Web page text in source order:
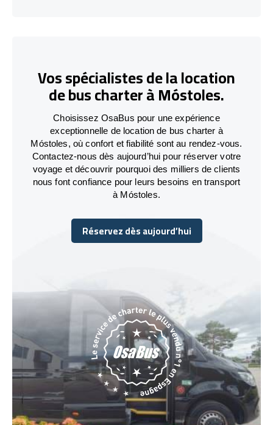
Vos spécialistes de la location
de bus charter à Móstoles.
Choisissez OsaBus pour une expérience
exceptionnelle de location de bus charter à
Móstoles, où confort et fiabilité sont au rendez-vous.
Contactez-nous dès aujourd’hui pour réserver votre
voyage et découvrir pourquoi des milliers de clients
nous font confiance pour leurs besoins en transport
à Móstoles.
Réservez dès aujourd’hui
Réservez dès aujourd’hui